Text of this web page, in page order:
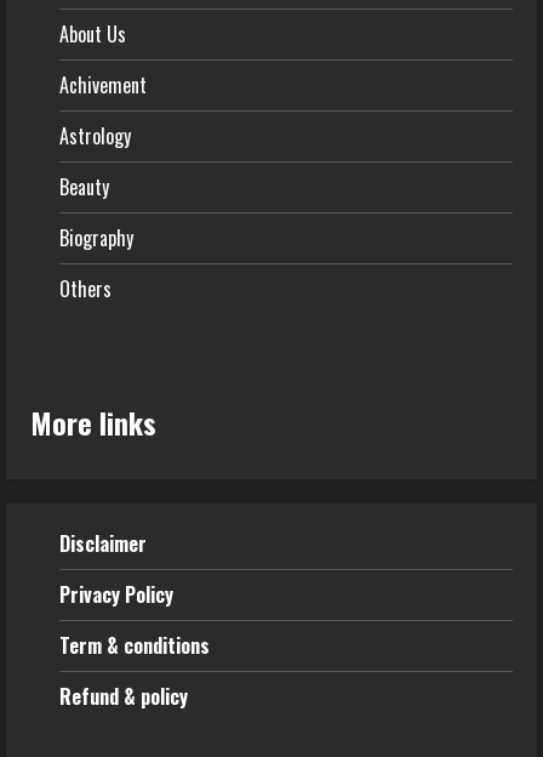
About Us
Achivement
Astrology
Beauty
Biography
Others
More links
Disclaimer
Privacy Policy
Term & conditions
Refund & policy